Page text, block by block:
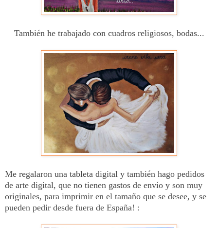
También he trabajado con cuadros religiosos, bodas...
Me regalaron una tableta digital y también hago pedidos
de arte digital, que no tienen gastos de envío y son muy
originales, para imprimir en el tamaño que se desee, y se
pueden pedir desde fuera de España! :